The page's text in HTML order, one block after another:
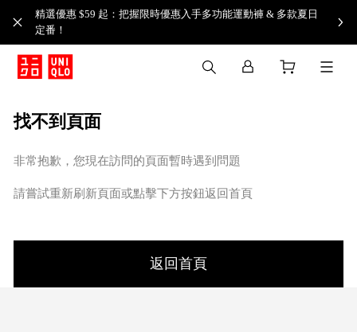
精選優惠 $59 起：把握限時優惠入手多功能運動褲 & 多款夏日
定番！​
找不到頁面
非常抱歉，您現在訪問的頁面暫時遇到問題
請嘗試重新刷新頁面或點擊下方按鈕返回首頁
返回首頁